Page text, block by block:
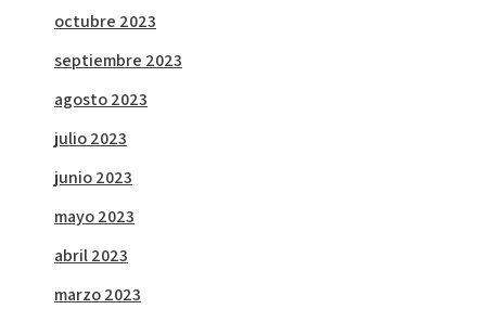
octubre 2023
septiembre 2023
agosto 2023
julio 2023
junio 2023
mayo 2023
abril 2023
marzo 2023